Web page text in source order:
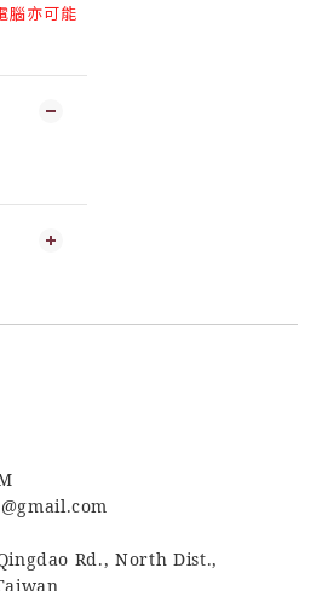
腦亦可能
Rd., North Dist.,